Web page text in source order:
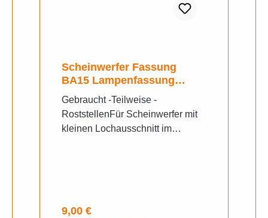
Scheinwerfer Fassung
BA15 Lampenfassung
Schwalbe Alt
Gebraucht -Teilweise -
RoststellenFür Scheinwerfer mit
kleinen Lochausschnitt im
Regulärer Preis:
9,00 €